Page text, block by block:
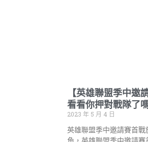
【英雄聯盟季中邀
看看你押對戰隊了
2023 年 5 月 4 日
英雄聯盟季中邀請賽首